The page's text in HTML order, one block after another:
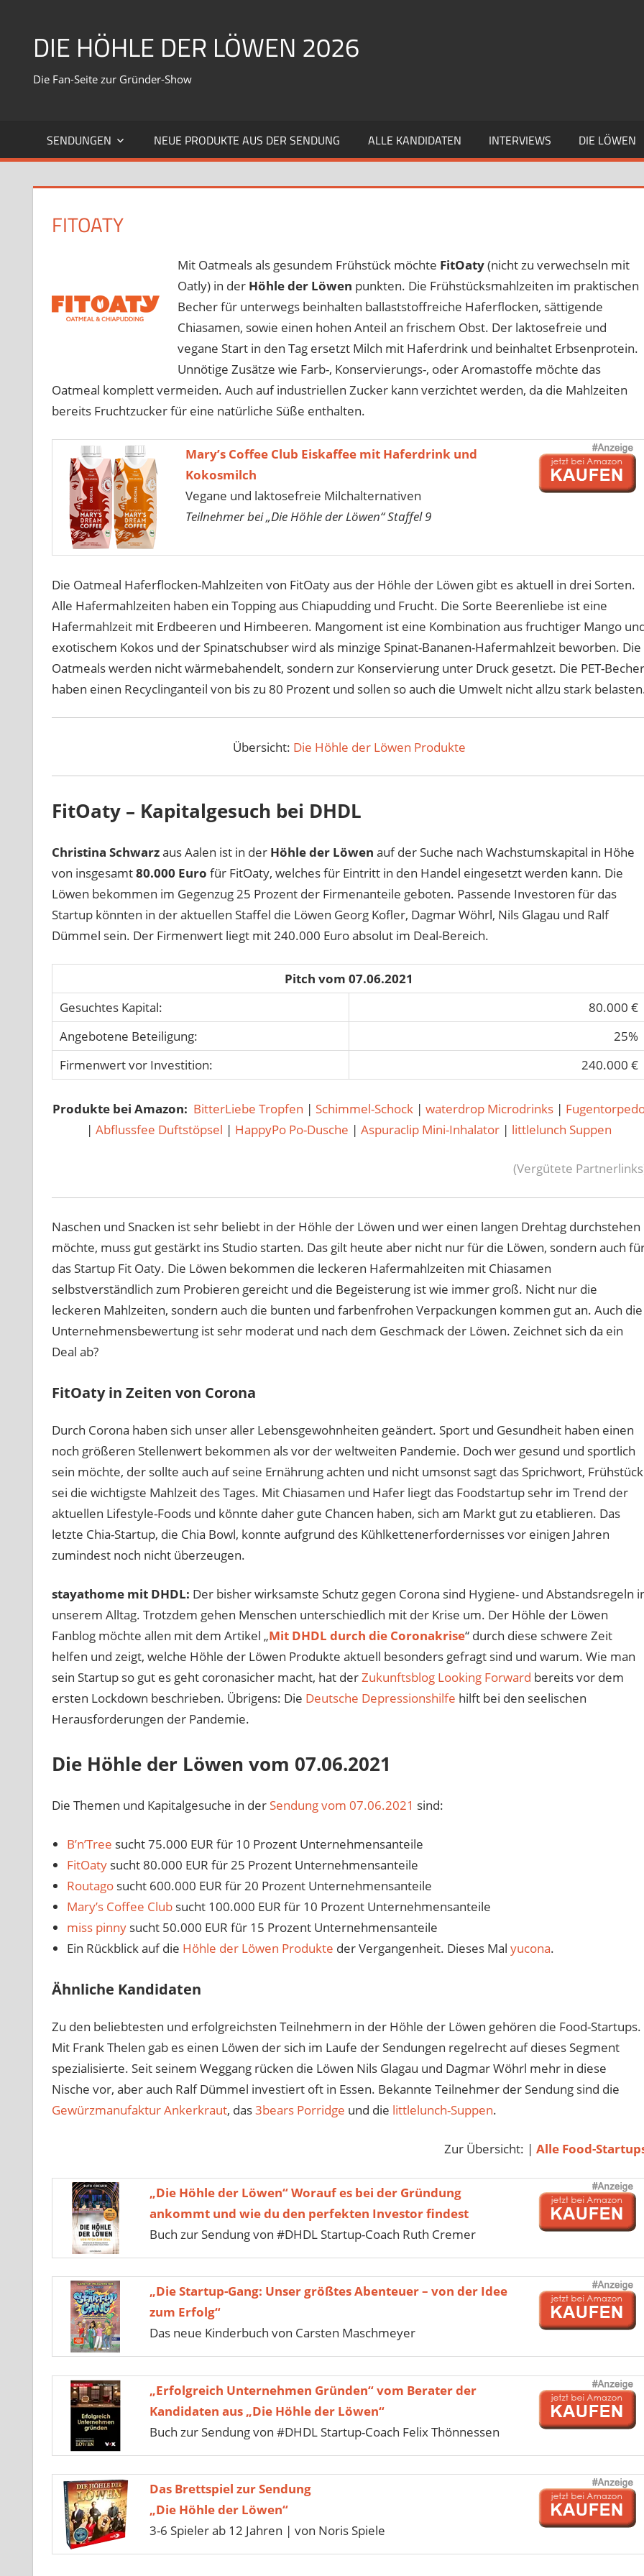
springenDIE HÖHLE DER LÖWEN 2026
Die Fan-Seite zur Gründer-Show
SENDUNGEN NEUE PRODUKTE AUS DER SENDUNG ALLE KANDIDATEN INTERVIEWS DIE LÖWEN
FITOATY
Mit Oatmeals als gesundem Frühstück möchte FitOaty(nicht zu verwechseln mit
Oatly) in der Höhle der Löwen punkten. Die Frühstücksmahlzeiten im praktischen
Becher für unterwegs beinhalten ballaststoffreiche Haferflocken, sättigende
Chiasamen, sowie einen hohen Anteil an frischem Obst. Der laktosefreie und
vegane Start in den Tag ersetzt Milch mit Haferdrink und beinhaltet Erbsenprotein.
Unnötige Zusätze wie Farb-, Konservierungs-, oder Aromastoffe möchte das
Oatmeal komplett vermeiden. Auch auf industriellen Zucker kann verzichtet werden, da die Mahlzeiten
bereits Fruchtzucker für eine natürliche Süße enthalten.
Mary’s Coffee Club Eiskaffee mit Haferdrink und
Kokosmilch
Vegane und laktosefreie Milchalternativen
Teilnehmer bei „Die Höhle der Löwen“ Staffel 9
Die Oatmeal Haferflocken-Mahlzeiten von FitOaty aus der Höhle der Löwen gibt es aktuell in drei Sorten.
Alle Hafermahlzeiten haben ein Topping aus Chiapudding und Frucht. Die Sorte Beerenliebe ist eine
Hafermahlzeit mit Erdbeeren und Himbeeren. Mangoment ist eine Kombination aus fruchtiger Mango
exotischem Kokos und der Spinatschubser wird als minzige Spinat-Bananen-Hafermahlzeit beworben. Die
Oatmeals werden nicht wärmebahendelt, sondern zur Konservierung unter Druck gesetzt. Die PET-Becher
haben einen Recyclinganteil von bis zu 80 Prozent und sollen so auch die Umwelt nicht allzu stark
Übersicht: Die Höhle der Löwen Produkte
FitOaty – Kapitalgesuch bei DHDL
Christina Schwarzaus Aalen ist in der Höhle der Löwen auf der Suche nach Wachstumskapital in Höhe
von insgesamt80.000 Euro für FitOaty, welches für Eintritt in den Handel eingesetzt werden kann. Die
Löwen bekommen im Gegenzug 25 Prozent der Firmenanteile geboten. Passende Investoren für das
Startup könnten in der aktuellen Staffel die Löwen Georg Kofler, Dagmar Wöhrl, Nils Glagau und Ralf
Dümmel sein. Der Firmenwert liegt mit 240.000 Euro absolut im Deal-Bereich.
Pitch vom 07.06.2021
Gesuchtes Kapital:
80.000 €
Angebotene Beteiligung:
25%
Firmenwert vor Investition:
240.000 €
Produkte bei Amazon: BitterLiebe Tropfen | Schimmel-Schock | waterdrop Microdrinks |
| Abflussfee Duftstöpsel | HappyPo Po-Dusche |Aspuraclip Mini-Inhalator | littlelunch Suppen
(Vergütete
Naschen und Snacken ist sehr beliebt in der Höhle der Löwen und wer einen langen Drehtag durchstehen
möchte, muss gut gestärkt ins Studio starten. Das gilt heute aber nicht nur für die Löwen, sondern auch
das Startup Fit Oaty. Die Löwen bekommen die leckeren Hafermahlzeiten mit Chiasamen
selbstverständlich zum Probieren gereicht und die Begeisterung ist wie immer groß. Nicht nur die
leckeren Mahlzeiten, sondern auch die bunten und farbenfrohen Verpackungen kommen gut an. Auch die
Unternehmensbewertung ist sehr moderat und nach dem Geschmack der Löwen. Zeichnet sich da ein
Deal ab?
FitOaty in Zeiten von Corona
Durch Corona haben sich unser aller Lebensgewohnheiten geändert. Sport und Gesundheit haben einen
noch größeren Stellenwert bekommen als vor der weltweiten Pandemie. Doch wer gesund und sportlich
sein möchte, der sollte auch auf seine Ernährung achten und nicht umsonst sagt das Sprichwort, Frühstück
sei die wichtigste Mahlzeit des Tages. Mit Chiasamen und Hafer liegt das Foodstartup sehr im Trend der
aktuellen Lifestyle-Foods und könnte daher gute Chancen haben, sich am Markt gut zu etablieren. Das
letzte Chia-Startup, die Chia Bowl, konnte aufgrund des Kühlkettenerfordernisses vor einigen Jahren
zumindest noch nicht überzeugen.
stayathome mit DHDL: Der bisher wirksamste Schutz gegen Corona sind Hygiene- und Abstandsregeln
unserem Alltag. Trotzdem gehen Menschen unterschiedlich mit der Krise um. Der Höhle der Löwen
Fanblog möchte allen mit dem Artikel „Mit DHDL durch die Coronakrise“ durch diese schwere Zeit
helfen und zeigt, welche Höhle der Löwen Produkte aktuell besonders gefragt sind und warum. Wie man
sein Startup so gut es geht coronasicher macht, hat derZukunftsblog Looking Forward bereits vor dem
ersten Lockdown beschrieben. Übrigens: Die Deutsche Depressionshilfe hilft bei den seelischen
Herausforderungen der Pandemie.
Die Höhle der Löwen vom 07.06.2021
Die Themen und Kapitalgesuche in der Sendung vom 07.06.2021 sind:
B’n’Tree sucht 75.000 EUR für 10 Prozent Unternehmensanteile
FitOatysucht 80.000 EUR für 25 Prozent Unternehmensanteile
Routagosucht 600.000 EUR für 20 Prozent Unternehmensanteile
Mary’s Coffee Clubsucht 100.000 EUR für 10 Prozent Unternehmensanteile
miss pinnysucht 50.000 EUR für 15 Prozent Unternehmensanteile
Ein Rückblick auf die Höhle der Löwen Produkte der Vergangenheit. Dieses Mal yucona.
Ähnliche Kandidaten
Zu den beliebtesten und erfolgreichsten Teilnehmern in der Höhle der Löwen gehören die Food-Startups.
Mit Frank Thelen gab es einen Löwen der sich im Laufe der Sendungen regelrecht auf dieses Segment
spezialisierte. Seit seinem Weggang rücken die Löwen Nils Glagau und Dagmar Wöhrl mehr in diese
Nische vor, aber auch Ralf Dümmel investiert oft in Essen. Bekannte Teilnehmer der Sendung sind die
Gewürzmanufaktur Ankerkraut, das3bears Porridge und die littlelunch-Suppen.
Zur Übersicht: |Alle Food-
„Die Höhle der Löwen“ Worauf es bei der Gründung
ankommt und wie du den perfekten Investor findest
Buch zur Sendung von #DHDL Startup-Coach Ruth Cremer
„Die Startup-Gang: Unser größtes Abenteuer – von der Idee
zum Erfolg“
Das neue Kinderbuch von Carsten Maschmeyer
„Erfolgreich Unternehmen Gründen“ vom Berater der
Kandidaten aus „Die Höhle der Löwen“
Buch zur Sendung von #DHDL Startup-Coach Felix Thönnessen
Das Brettspiel zur Sendung
„Die Höhle der Löwen“
3-6 Spieler ab 12 Jahren | von Noris Spiele